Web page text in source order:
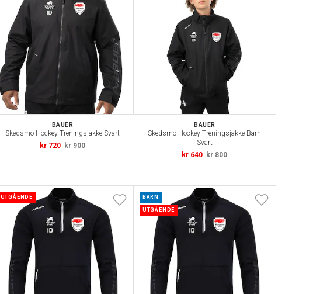
BAUER
Skedsmo Hockey Treningsjakke Svart
kr 720 kr 900
BAUER
Skedsmo Hockey Treningsjakke Barn
Svart
kr 640 kr 800
UTGÅENDE BARN
UTGÅENDE